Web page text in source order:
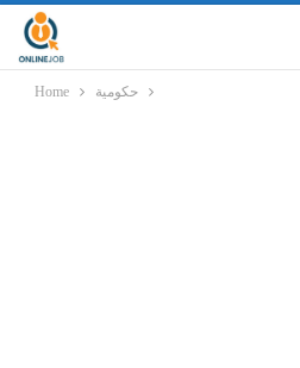
Home حكومية